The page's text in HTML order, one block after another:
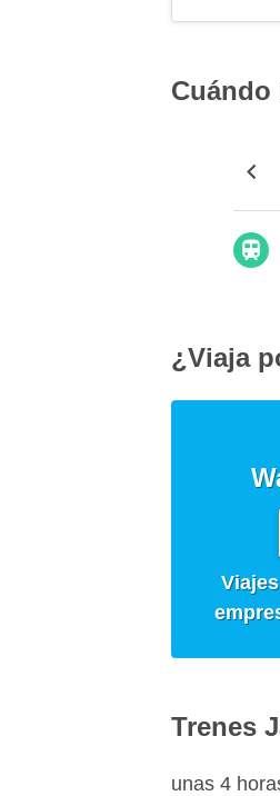
Cuándo
¿Viaja
Trenes
unas 4